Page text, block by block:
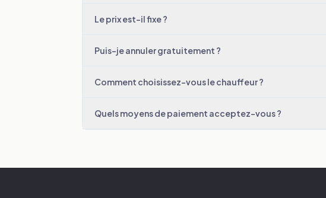
Le prix est-il fixe ?
Puis-je annuler gratuitement ?
Comment choisissez-vous le chauffeur ?
Quels moyens de paiement acceptez-vous ?